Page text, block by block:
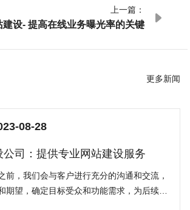
上一篇：
设- 提高在线业务曝光率的关键

更多新闻
08-28
公司：提供专业网站建设服务
前，我们会与客户进行充分的沟通和交流，
期望，确定目标受众和功能需求，为后续的